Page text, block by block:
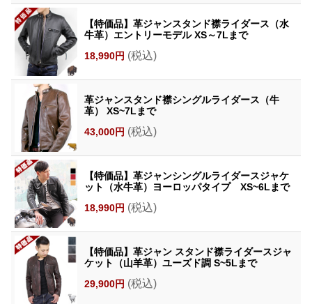
【特価品】革ジャンスタンド襟ライダース（水
牛革）エントリーモデル XS～7Lまで
18,990円 (税込)
革ジャンスタンド襟シングルライダース（牛
革） XS~7Lまで
43,000円 (税込)
【特価品】革ジャンシングルライダースジャケ
ット（水牛革）ヨーロッパタイプ XS~6Lまで
18,990円 (税込)
【特価品】革ジャン スタンド襟ライダースジャ
ケット（山羊革）ユーズド調 S~5Lまで
29,900円 (税込)